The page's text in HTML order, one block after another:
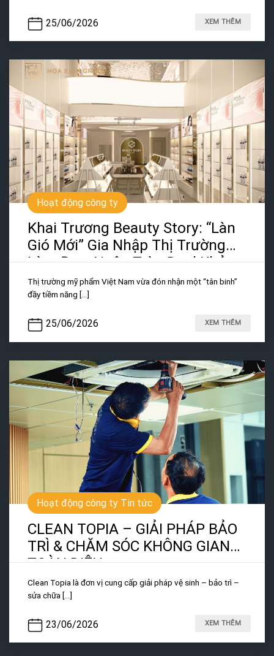
25/06/2026 XEM THÊM
Hoạt động công ty
Khai Trương Beauty Story: “Làn
Gió Mới” Gia Nhập Thị Trường
Làm Đẹp, Ngập Tràn Deal Khủng
25/06/2026
Thị trường mỹ phẩm Việt Nam vừa đón nhận một “tân binh”
đầy tiềm năng [...]
XEM THÊM
Hoạt động công ty Tin tức
CLEAN TOPIA – GIẢI PHÁP BẢO
TRÌ & CHĂM SÓC KHÔNG GIAN
TOÀN DIỆN
23/06/2026
Clean Topia là đơn vị cung cấp giải pháp vệ sinh – bảo trì –
sửa chữa [...]
XEM THÊM